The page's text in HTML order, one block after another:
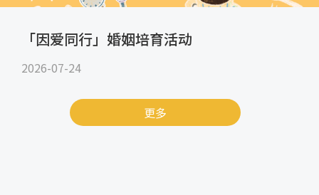
「因爱同行」婚姻培育活动
2026-07-24
更多